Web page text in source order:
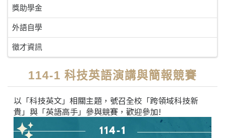
獎助學金
外語自學
徵才資訊
114-1 科技英語演講與簡報競賽
以「科技英文」相關主題，號召全校「跨領域科技新
貴」與「英語高手」參與競賽，歡迎參加!